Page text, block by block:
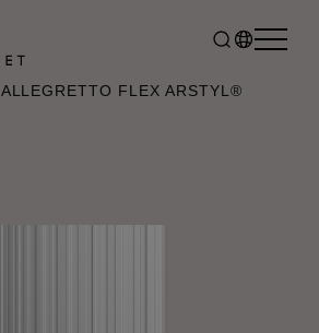
ALLEGRETTO FLEX ARSTYL®